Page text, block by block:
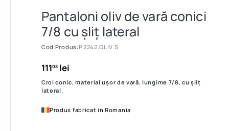
Pantaloni oliv de vară conici
7/8 cu șliț lateral
Cod Produs:P.2242.OLIV S
11108lei
Croi conic, material ușor de vară, lungime 7/8, cu șliț
lateral.
Produs fabricat in Romania